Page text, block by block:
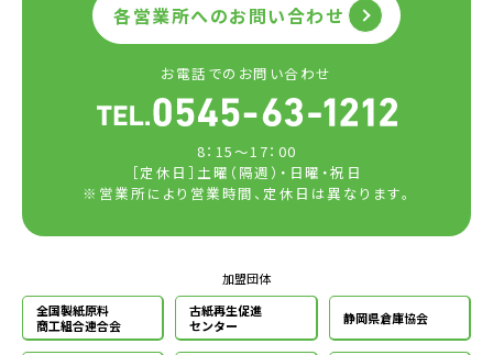
各営業所へのお問い合わせ
お電話でのお問い合わせ
8：15～17：00
［定休日］土曜（隔週）・日曜・祝日
※営業所により営業時間、定休日は異なります。
加盟団体
全国製紙原料
商工組合連合会
古紙再生促進
センター
静岡県倉庫協会